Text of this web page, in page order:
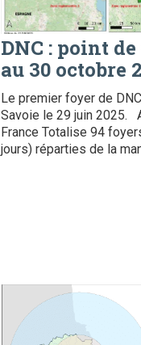
DNC : point
au 30 octobre
Le premier foyer de
Savoie le 29 juin 2025.
France Totalise 94
jours) réparties de la